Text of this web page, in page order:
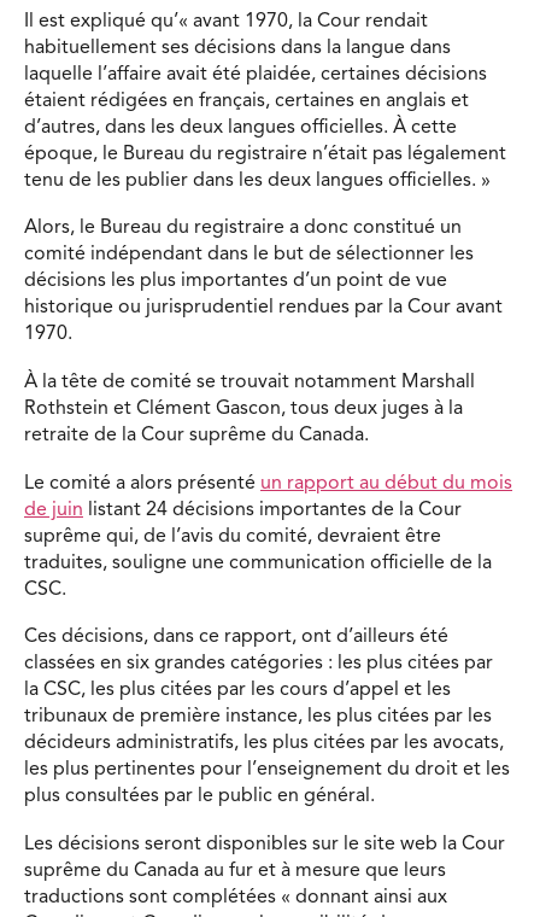
Il est expliqué qu’« avant 1970, la Cour rendait
habituellement ses décisions dans la langue dans
laquelle l’affaire avait été plaidée, certaines décisions
étaient rédigées en français, certaines en anglais et
d’autres, dans les deux langues officielles. À cette
époque, le Bureau du registraire n’était pas légalement
tenu de les publier dans les deux langues officielles. »
Alors, le Bureau du registraire a donc constitué un
comité indépendant dans le but de sélectionner les
décisions les plus importantes d’un point de vue
historique ou jurisprudentiel rendues par la Cour avant
1970.
À la tête de comité se trouvait notamment Marshall
Rothstein et Clément Gascon, tous deux juges à la
retraite de la Cour suprême du Canada.
Le comité a alors présenté un rapport au début du mois
de juin listant 24 décisions importantes de la Cour
suprême qui, de l’avis du comité, devraient être
traduites, souligne une communication officielle de la
CSC.
Ces décisions, dans ce rapport, ont d’ailleurs été
classées en six grandes catégories : les plus citées par
la CSC, les plus citées par les cours d’appel et les
tribunaux de première instance, les plus citées par les
décideurs administratifs, les plus citées par les avocats,
les plus pertinentes pour l’enseignement du droit et les
plus consultées par le public en général.
Les décisions seront disponibles sur le site web la Cour
suprême du Canada au fur et à mesure que leurs
traductions sont complétées « donnant ainsi aux